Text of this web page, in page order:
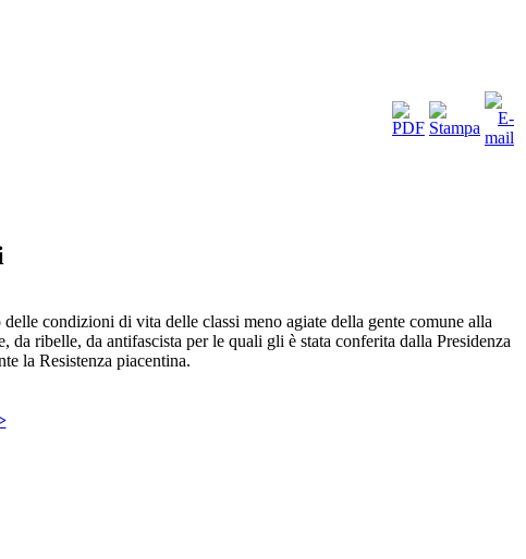
condizioni di vita delle classi meno agiate della gente comune alla
ribelle, da antifascista per le quali gli è stata conferita dalla Presidenza
la Resistenza piacentina.